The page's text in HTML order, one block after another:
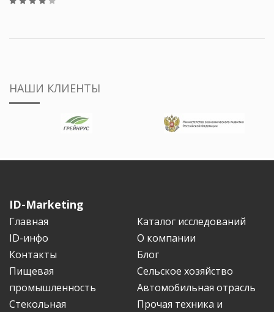
НАШИ КЛИЕНТЫ
ID-Marketing
Главная
Каталог исследований
ID-инфо
О компании
Контакты
Блог
Пищевая
промышленность
Сельское хозяйство
Автомобильная отрасль
Стекольная
Прочая техника и